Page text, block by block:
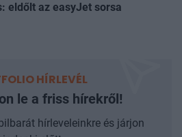
eldőlt az easyJet sorsa
HÍRLEVÉL
le a friss hírekről!
hírleveleinkre és járjon